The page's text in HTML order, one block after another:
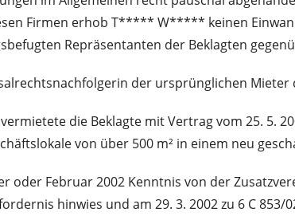
Firmen erhob T***** W***** keinen
Repräsentanten der Beklagten
der ursprünglichen Mieter
die Beklagte mit Vertrag vom 25.
von über 500 m² in einem neu
oder Februar 2002 Kenntnis von der
hinwies und am 29. 3. 2002 zu 6 C